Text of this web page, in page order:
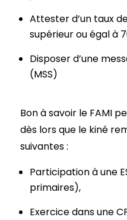
Attester d’un taux
supérieur ou égal à
Disposer d’une
(MSS)
Bon à savoir le FAMI
dès lors que le kiné
suivantes :
Participation à une
primaires),
Exercice dans une